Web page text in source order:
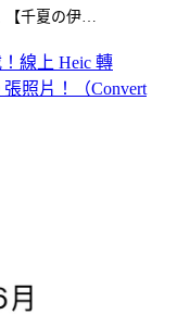
【千夏の伊…
線上 Heic 轉
照片！（Convert